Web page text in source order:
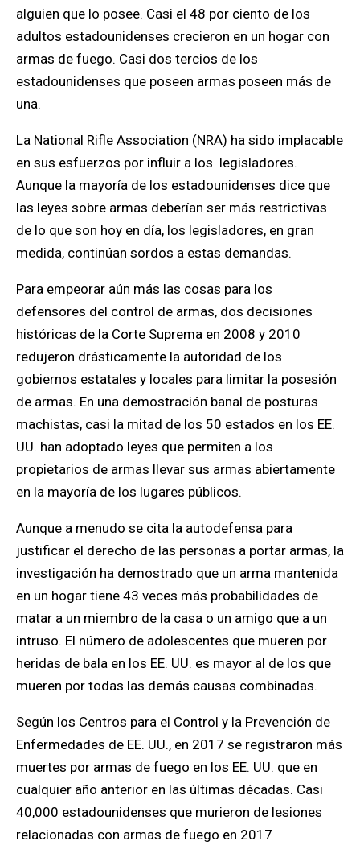
alguien que lo posee. Casi el 48 por ciento de los
adultos estadounidenses crecieron en un hogar con
armas de fuego. Casi dos tercios de los
estadounidenses que poseen armas poseen más de
una.
La National Rifle Association (NRA) ha sido implacable
en sus esfuerzos por influir a los legisladores.
Aunque la mayoría de los estadounidenses dice que
las leyes sobre armas deberían ser más restrictivas
de lo que son hoy en día, los legisladores, en gran
medida, continúan sordos a estas demandas.
Para empeorar aún más las cosas para los
defensores del control de armas, dos decisiones
históricas de la Corte Suprema en 2008 y 2010
redujeron drásticamente la autoridad de los
gobiernos estatales y locales para limitar la posesión
de armas. En una demostración banal de posturas
machistas, casi la mitad de los 50 estados en los EE.
UU. han adoptado leyes que permiten a los
propietarios de armas llevar sus armas abiertamente
en la mayoría de los lugares públicos.
Aunque a menudo se cita la autodefensa para
justificar el derecho de las personas a portar armas, la
investigación ha demostrado que un arma mantenida
en un hogar tiene 43 veces más probabilidades de
matar a un miembro de la casa o un amigo que a un
intruso. El número de adolescentes que mueren por
heridas de bala en los EE. UU. es mayor al de los que
mueren por todas las demás causas combinadas.
Según los Centros para el Control y la Prevención de
Enfermedades de EE. UU., en 2017 se registraron más
muertes por armas de fuego en los EE. UU. que en
cualquier año anterior en las últimas décadas. Casi
40,000 estadounidenses que murieron de lesiones
relacionadas con armas de fuego en 2017